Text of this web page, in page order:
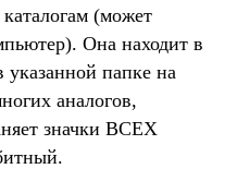
(может
Она находит в
указанной папке на
аналогов,
значки ВСЕХ